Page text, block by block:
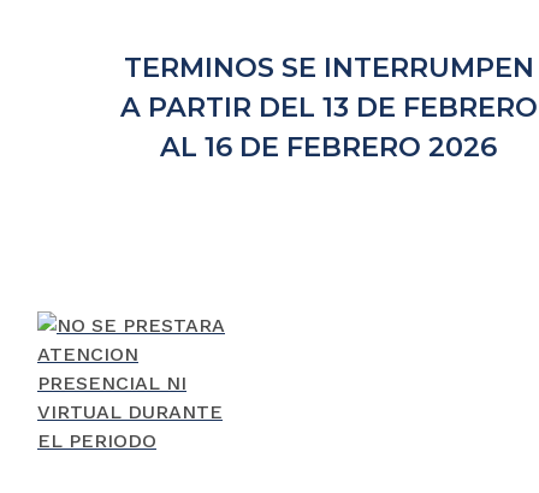
TERMINOS SE INTERRUMPEN
A PARTIR DEL 13 DE FEBRERO
AL 16 DE FEBRERO 2026